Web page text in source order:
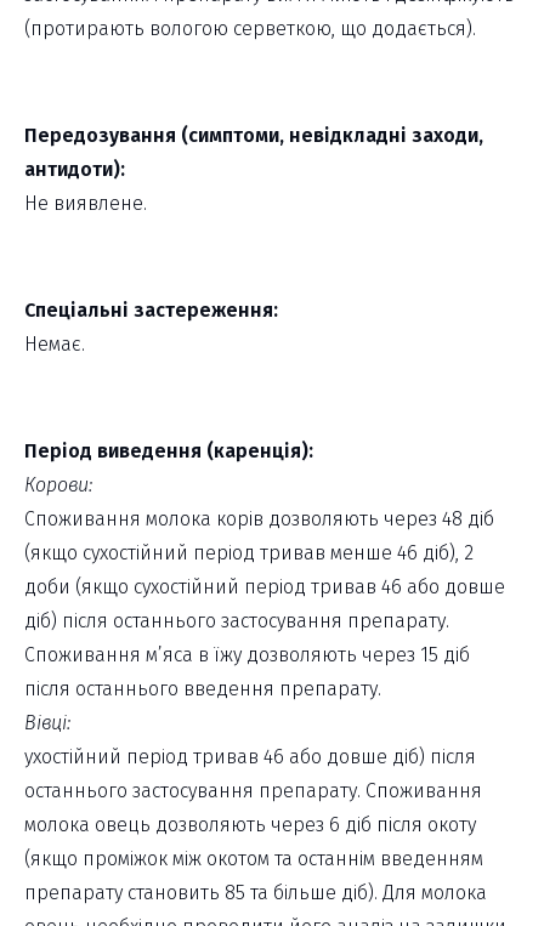
(протирають вологою серветкою, що додається).
Передозування (симптоми, невідкладні заходи,
антидоти):
Не виявлене.
Спеціальні застереження:
Немає.
Період виведення (каренція):
Корови:
Споживання молока корів дозволяють через 48 діб
(якщо сухостійний період тривав менше 46 діб), 2
доби (якщо сухостійний період тривав 46 або довше
діб) після останнього застосування препарату.
Споживання м’яса в їжу дозволяють через 15 діб
після останнього введення препарату.
Вівці:
ухостійний період тривав 46 або довше діб) після
останнього застосування препарату. Споживання
молока овець дозволяють через 6 діб після окоту
(якщо проміжок між окотом та останнім введенням
препарату становить 85 та більше діб). Для молока